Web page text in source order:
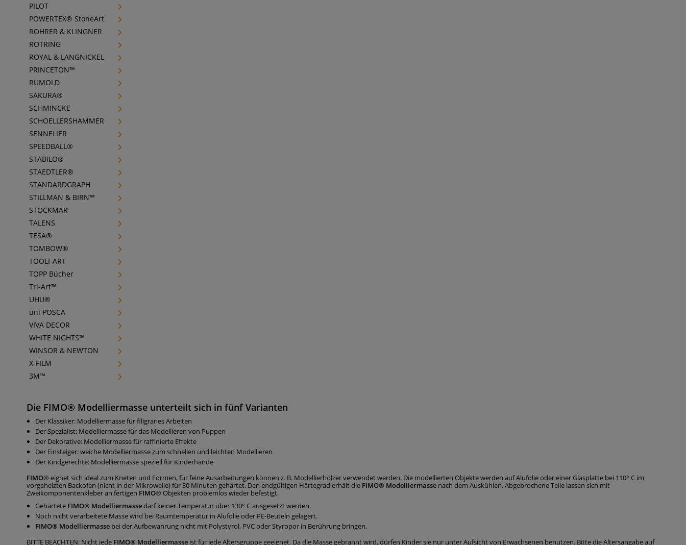
PILOT
POWERTEX® StoneArt
ROHRER & KLINGNER
ROTRING
ROYAL & LANGNICKEL
PRINCETON™
RUMOLD
SAKURA®
SCHMINCKE
SCHOELLERSHAMMER
SENNELIER
SPEEDBALL®
STABILO®
STAEDTLER®
STANDARDGRAPH
STILLMAN & BIRN™
STOCKMAR
TALENS
TESA®
TOMBOW®
TOOLI-ART
TOPP Bücher
Tri-Art™
UHU®
uni POSCA
VIVA DECOR
WHITE NIGHTS™
WINSOR & NEWTON
X-FILM
3M™
Die FIMO® Modelliermasse unterteilt sich in fünf Varianten
Der Klassiker: Modelliermasse für filigranes Arbeiten
Der Spezialist: Modelliermasse für das Modellieren von Puppen
Der Dekorative: Modelliermasse für raffinierte Effekte
Der Einsteiger: weiche Modelliermasse zum schnellen und leichten Modellieren
Der Kindgerechte: Modelliermasse speziell für Kinderhände
FIMO® eignet sich ideal zum Kneten und Formen, für feine Ausarbeitungen können z. B. Modellierhölzer verwendet werden. Die modellierten Objekte werden auf Alufolie oder einer Glasplatte bei 110° C im
vorgeheizten Backofen (nicht in der Mikrowelle) für 30 Minuten gehärtet. Den endgültigen Härtegrad erhält die FIMO® Modelliermasse nach dem Auskühlen. Abgebrochene Teile lassen sich mit
Zweikomponentenkleber an fertigen FIMO® Objekten problemlos wieder befestigt.
Gehärtete FIMO® Modelliermassedarf keiner Temperatur über 130° C ausgesetzt werden.
Noch nicht verarbeitete Masse wird bei Raumtemperatur in Alufolie oder PE-Beuteln gelagert.
FIMO® Modelliermasse bei der Aufbewahrung nicht mit Polystyrol, PVC oder Styropor in Berührung bringen.
BITTE BEACHTEN: Nicht jede FIMO® Modelliermasse ist für jede Altersgruppe geeignet. Da die Masse gebrannt wird, dürfen Kinder sie nur unter Aufsicht von Erwachsenen benutzen. Bitte die Altersangabe auf